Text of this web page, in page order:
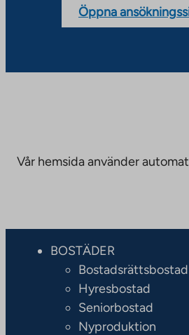
Öppna
Vår hemsida använder
BOSTÄDER
Bostadsrättsbostad
Hyresbostad
Seniorbostad
Nyproduktion